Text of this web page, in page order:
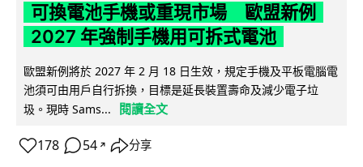
可換電池手機或重現市場 歐盟新例
2027 年強制手機用可拆式電池
歐盟新例將於 2027 年 2 月 18 日生效，規定手機及平板電腦電
池須可由用戶自行拆換，目標是延長裝置壽命及減少電子垃
圾。現時 Sams...
閱讀全文
178 54 ↗ 分享